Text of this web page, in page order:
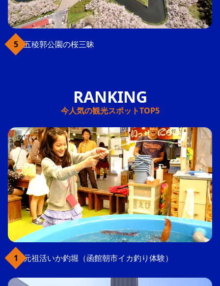
五稜郭公園の桜三昧
今人気の観光スポットTOP5
元祖活いか釣堀（函館朝市イカ釣り体験）